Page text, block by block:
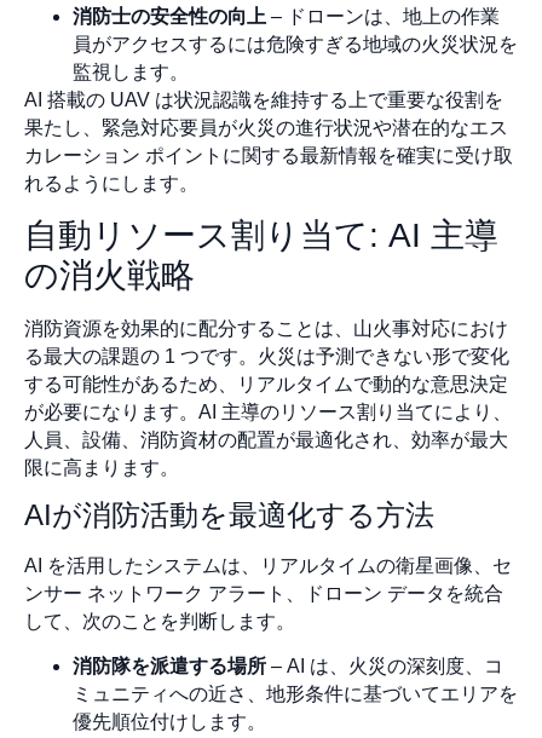
消防士の安全性の向上 – ドローンは、地上の作業
員がアクセスするには危険すぎる地域の火災状況を
監視します。
AI 搭載の UAV は状況認識を維持する上で重要な役割を
果たし、緊急対応要員が火災の進行状況や潜在的なエス
カレーション ポイントに関する最新情報を確実に受け取
れるようにします。
自動リソース割り当て: AI 主導
の消火戦略
消防資源を効果的に配分することは、山火事対応におけ
る最大の課題の 1 つです。火災は予測できない形で変化
する可能性があるため、リアルタイムで動的な意思決定
が必要になります。AI 主導のリソース割り当てにより、
人員、設備、消防資材の配置が最適化され、効率が最大
限に高まります。
AIが消防活動を最適化する方法
AI を活用したシステムは、リアルタイムの衛星画像、セ
ンサー ネットワーク アラート、ドローン データを統合
して、次のことを判断します。
消防隊を派遣する場所 – AI は、火災の深刻度、コ
ミュニティへの近さ、地形条件に基づいてエリアを
優先順位付けします。